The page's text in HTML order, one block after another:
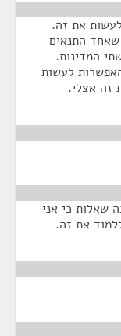
את זה.
שאחד התנאים
המדינות.
לעשות
זה אצלי.
שאלות כי אני
את זה.